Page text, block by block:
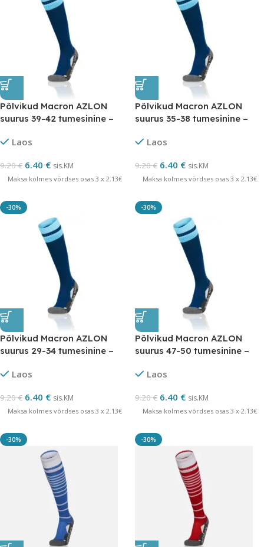
Põlvikud Macron AZLON
suurus 39-42 tumesinine –
Laos
9.20€ 6.40 € sis.KM
Maksa kolmes võrdses osas 3 x 2.13€
Põlvikud Macron AZLON
suurus 35-38 tumesinine –
Laos
9.20€ 6.40 € sis.KM
Maksa kolmes võrdses osas 3 x 2.13€
-30%
Põlvikud Macron AZLON
suurus 29-34 tumesinine –
Laos
9.20€ 6.40 € sis.KM
Maksa kolmes võrdses osas 3 x 2.13€
-30%
Põlvikud Macron AZLON
suurus 47-50 tumesinine –
Laos
9.20€ 6.40 € sis.KM
Maksa kolmes võrdses osas 3 x 2.13€
-30% -30%